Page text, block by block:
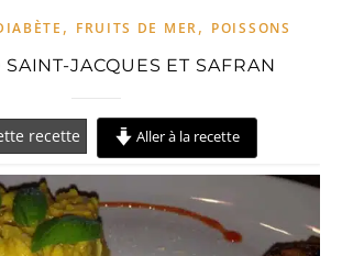
, FRUITS DE MER, POISSONS
SAINT-JACQUES ET SAFRAN
recette Aller à la recette